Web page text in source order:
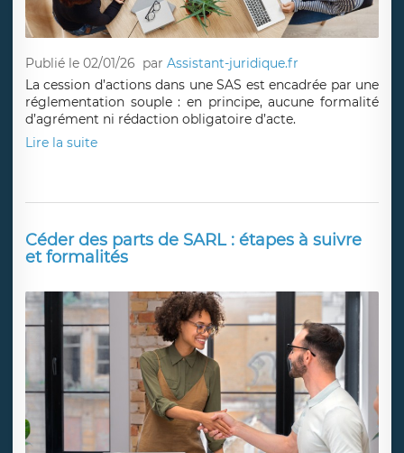
Publié le 02/01/26 parAssistant-juridique.fr
La cession d’actions dans une SAS est encadrée par une
réglementation souple : en principe, aucune formalité
d’agrément ni rédaction obligatoire d’acte.
Lire la suite
Céder des parts de SARL : étapes à suivre
et formalités